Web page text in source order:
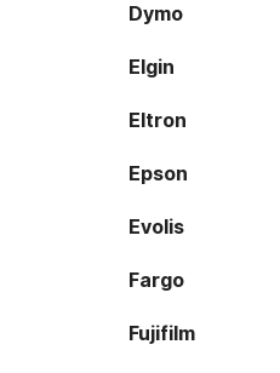
Dymo
Elgin
Eltron
Epson
Evolis
Fargo
Fujifilm